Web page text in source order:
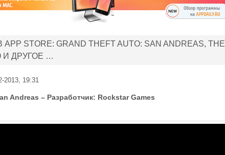
STORE: GRAND THEFT AUTO: SAN ANDREAS, THE
И ДРУГОЕ …
2013, 19:31
Andreas – Разработчик: Rockstar Games